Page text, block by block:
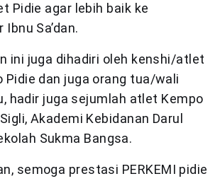
Pidie agar lebih baik ke
Ibnu Sa’dan.
ini juga dihadiri oleh kenshi/atlet
Pidie dan juga orang tua/wali
hadir juga sejumlah atlet Kempo
Akademi Kebidanan Darul
Sukma Bangsa.
semoga prestasi PERKEMI pidie